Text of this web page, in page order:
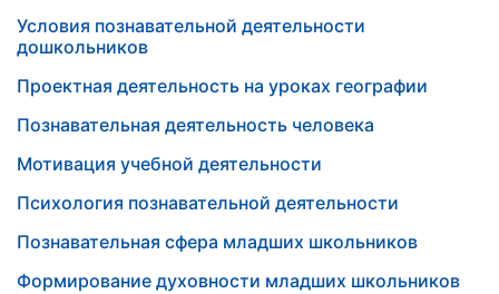
Условия познавательной деятельности
дошкольников
Проектная деятельность на уроках географии
Познавательная деятельность человека
Мотивация учебной деятельности
Психология познавательной деятельности
Познавательная сфера младших школьников
Формирование духовности младших школьников